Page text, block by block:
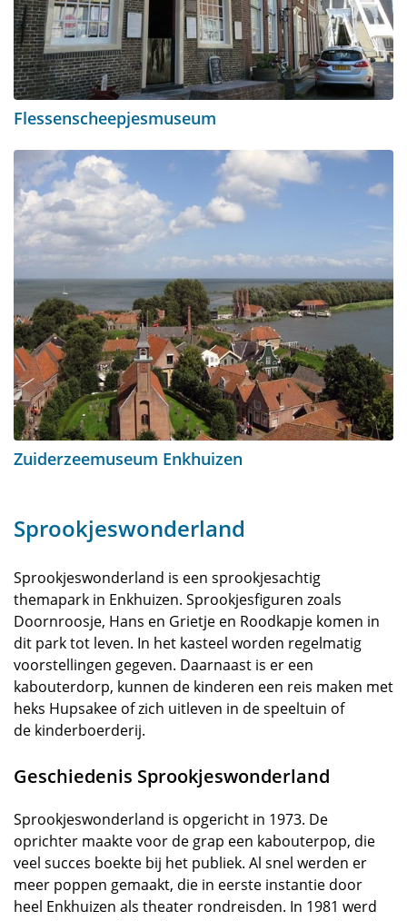
Flessenscheepjesmuseum
Zuiderzeemuseum Enkhuizen
Sprookjeswonderland
Sprookjeswonderland is een sprookjesachtig
themapark in Enkhuizen. Sprookjesfiguren zoals
Doornroosje, Hans en Grietje en Roodkapje komen in
dit park tot leven. In het kasteel worden regelmatig
voorstellingen gegeven. Daarnaast is er een
kabouterdorp, kunnen de kinderen een reis maken met
heks Hupsakee of zich uitleven in de speeltuin of
de kinderboerderij.
Geschiedenis Sprookjeswonderland
Sprookjeswonderland is opgericht in 1973. De
oprichter maakte voor de grap een kabouterpop, die
veel succes boekte bij het publiek. Al snel werden er
meer poppen gemaakt, die in eerste instantie door
heel Enkhuizen als theater rondreisden. In 1981 werd